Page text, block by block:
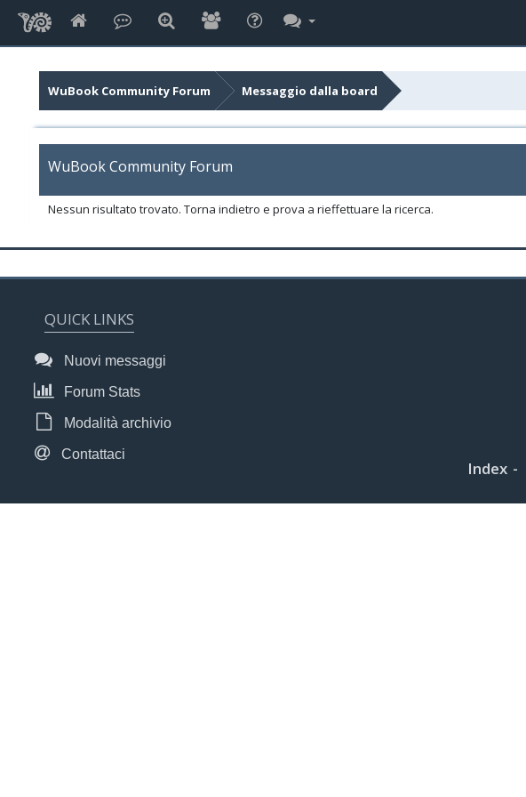
WuBook Community Forum Messaggio dalla board
WuBook Community Forum
Nessun risultato trovato. Torna indietro e prova a rieffettuare la ricerca.
QUICK LINKS
Nuovi messaggi
Forum Stats
Modalità archivio
Contattaci
Index